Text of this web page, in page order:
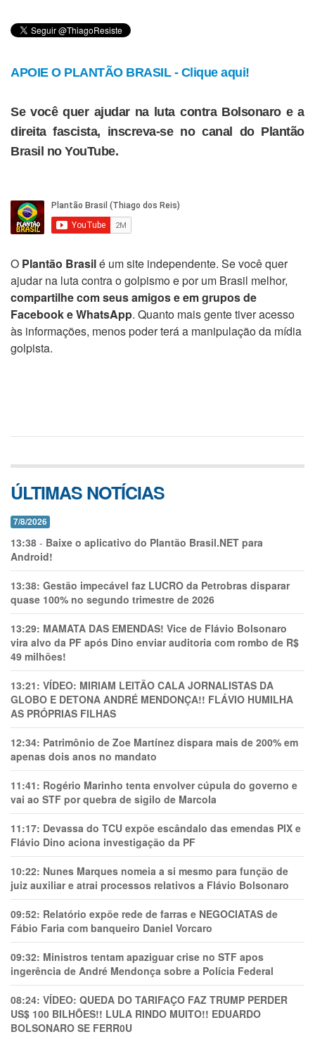
APOIE O PLANTÃO BRASIL - Clique aqui!
Se você quer ajudar na luta contra Bolsonaro e a
direita fascista, inscreva-se no canal do Plantão
Brasil no YouTube.
O Plantão Brasilé um site independente. Se você quer
ajudar na luta contra o golpismo e por um Brasil melhor,
compartilhe com seus amigos e em grupos de
Facebook e WhatsApp. Quanto mais gente tiver acesso
às informações, menos poder terá a manipulação da mídia
golpista.
ÚLTIMAS NOTÍCIAS
7/8/2026
13:38 - Baixe o aplicativo do Plantão Brasil.NET para
Android!
13:38: Gestão impecável faz LUCRO da Petrobras disparar
quase 100% no segundo trimestre de 2026
13:29: MAMATA DAS EMENDAS! Vice de Flávio Bolsonaro
vira alvo da PF após Dino enviar auditoria com rombo de R$
49 milhões!
13:21: VÍDEO: MIRIAM LEITÃO CALA JORNALISTAS DA
GLOBO E DETONA ANDRÉ MENDONÇA!! FLÁVIO HUMILHA
AS PRÓPRIAS FILHAS
12:34: Patrimônio de Zoe Martínez dispara mais de 200% em
apenas dois anos no mandato
11:41: Rogério Marinho tenta envolver cúpula do governo e
vai ao STF por quebra de sigilo de Marcola
11:17: Devassa do TCU expõe escândalo das emendas PIX e
Flávio Dino aciona investigação da PF
10:22: Nunes Marques nomeia a si mesmo para função de
juiz auxiliar e atrai processos relativos a Flávio Bolsonaro
09:52: Relatório expõe rede de farras e NEGOCIATAS de
Fábio Faria com banqueiro Daniel Vorcaro
09:32: Ministros tentam apaziguar crise no STF apos
ingerência de André Mendonça sobre a Polícia Federal
08:24: VÍDEO: QUEDA DO TARIFAÇO FAZ TRUMP PERDER
US$ 100 BILHÕES!! LULA RINDO MUITO!! EDUARDO
BOLSONARO SE FERR0U